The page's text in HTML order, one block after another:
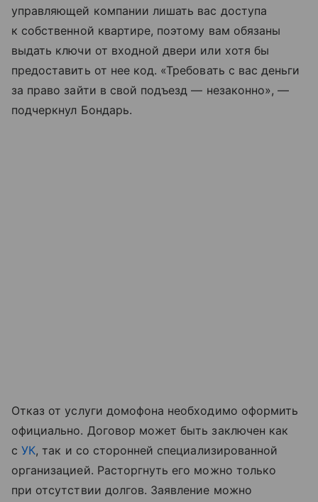
управляющей компании лишать вас доступа
к собственной квартире, поэтому вам обязаны
выдать ключи от входной двери или хотя бы
предоставить от нее код. «Требовать с вас деньги
за право зайти в свой подъезд — незаконно», —
подчеркнул Бондарь.
Отказ от услуги домофона необходимо оформить
официально. Договор может быть заключен как
сУК, так и со сторонней специализированной
организацией. Расторгнуть его можно только
при отсутствии долгов. Заявление можно